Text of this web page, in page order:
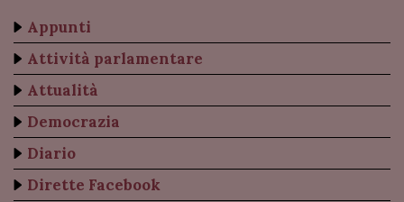
Appunti
Attività parlamentare
Attualità
Democrazia
Diario
Dirette Facebook